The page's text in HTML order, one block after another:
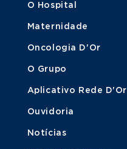
O Hospital
Maternidade
Oncologia D'Or
O Grupo
Aplicativo Rede D'Or
Ouvidoria
Notícias